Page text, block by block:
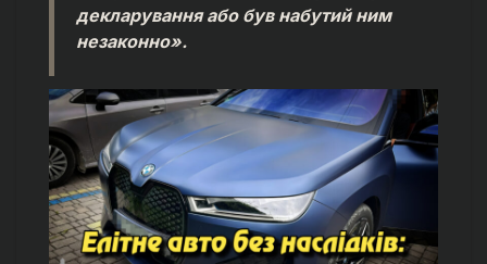
декларування або був набутий ним
незаконно».